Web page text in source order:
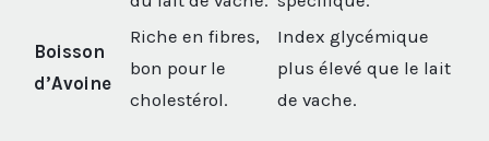
Boisson
d’Avoine
Riche en fibres,
bon pour le
cholestérol.
Index glycémique
plus élevé que le lait
de vache.